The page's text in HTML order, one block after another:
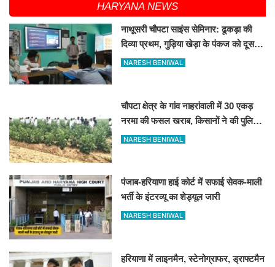
HARYANA NEWS
नाथूसरी चौपटा साइंस सेमिनार: ढूकड़ा की
दिव्या प्रथम, गुड़िया खेड़ा के पंकज को दूसरा
स्थान
NARESH BENIWAL
चौपटा क्षेत्र के गांव नाहरांवाली में 30 एकड़
नरमा की फसल खराब, किसानों ने की पुलिस
व कृषि विभाग से जांच की मांग
NARESH BENIWAL
पंजाब-हरियाणा हाई कोर्ट में सफाई सेवक-माली
भर्ती के इंटरव्यू का शेड्यूल जारी
NARESH BENIWAL
हरियाणा में लाइनमैन, स्टेनोग्राफर, ड्राफ्टमैन